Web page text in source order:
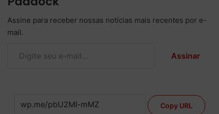
Assine para receber nossas notícias mais recentes por e-
mail.
Assinar
Copy URL